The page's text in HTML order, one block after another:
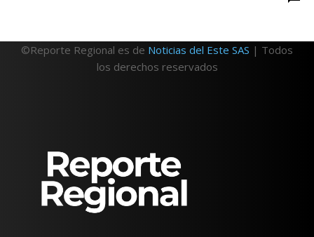
©Reporte Regional es de Noticias del Este SAS | Todos
los derechos reservados